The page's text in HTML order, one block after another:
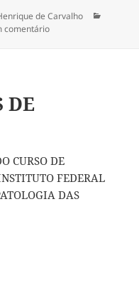
de Carvalho
comentárioem AVALIAÇÃO
DE
CURSO DE
FEDERAL
DAS